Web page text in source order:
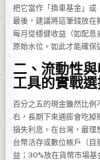
把它當作「換車基金」
最後，建議將這筆錢放在
每月從穩健收益（如配息
原始水位。如此才能確保
二、流動性
工具的實戰
百分之五的現金雖然比例
右，長期下來通膨會吃掉
損失利息。在台灣，最
台幣活存或數位帳戶（目
益；30%放在貨幣市場基